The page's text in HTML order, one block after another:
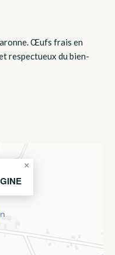
Œufs frais en
respectueux du bien-
×